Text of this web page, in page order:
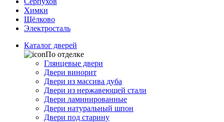
Химки
Щёлково
Электросталь
Каталог дверей
По отделке
Глянцевые двери
Двери винорит
Двери из массива дуба
Двери из нержавеющей стали
Двери ламинированные
Двери натуральный шпон
Двери под старину